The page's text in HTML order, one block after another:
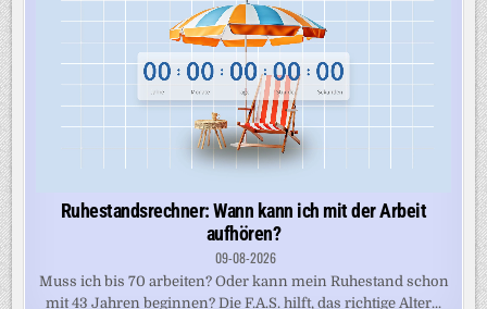
Ruhestandsrechner: Wann kann ich mit der Arbeit
aufhören?
09-08-2026
Muss ich bis 70 arbeiten? Oder kann mein Ruhestand schon
mit 43 Jahren beginnen? Die F.A.S. hilft, das richtige Alter...